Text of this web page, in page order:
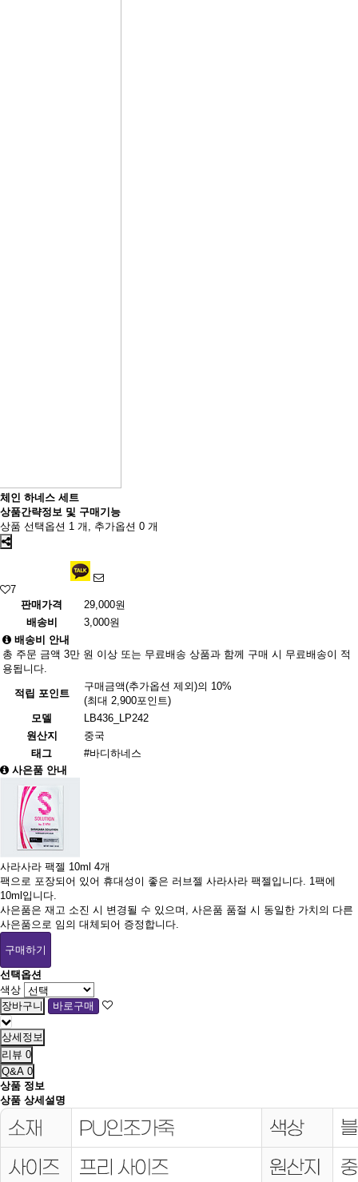
체인 하네스 세트
상품간략정보 및 구매기능
상품 선택옵션 1 개, 추가옵션 0 개
7
판매가격
29,000원
배송비
3,000원
배송비 안내
총 주문 금액 3만 원 이상 또는 무료배송 상품과 함께 구매 시 무료배송이 적
용됩니다.
적립 포인트
구매금액(추가옵션 제외)의 10%
(최대 2,900포인트)
모델
LB436_LP242
원산지
중국
태그
#바디하네스
사은품 안내
사라사라 팩젤 10ml 4개
팩으로 포장되어 있어 휴대성이 좋은 러브젤 사라사라 팩젤입니다. 1팩에
10ml입니다.
사은품은 재고 소진 시 변경될 수 있으며, 사은품 품절 시 동일한 가치의 다른
사은품으로 임의 대체되어 증정합니다.
구매하기
선택옵션
색상
상세정보
리뷰 0
Q&A 0
상품 정보
상품 상세설명